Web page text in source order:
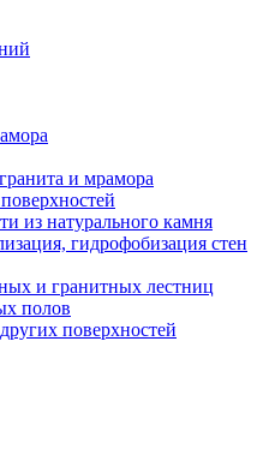
и мрамора
из натурального камня
гидрофобизация стен
и гранитных лестниц
полов
поверхностей